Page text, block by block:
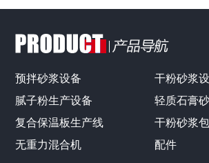
预拌砂浆设备
干粉砂浆
腻子粉生产设备
轻质石膏
复合保温板生产线
干粉砂浆
无重力混合机
配件